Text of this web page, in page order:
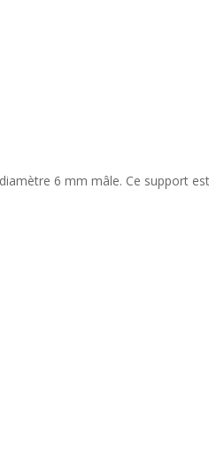
6 mm mâle. Ce support